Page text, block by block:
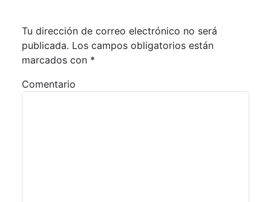
Tu dirección de correo electrónico no será
publicada. Los campos obligatorios están
marcados con *
Comentario